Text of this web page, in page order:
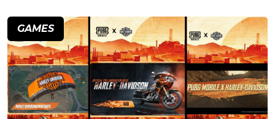
GAMES